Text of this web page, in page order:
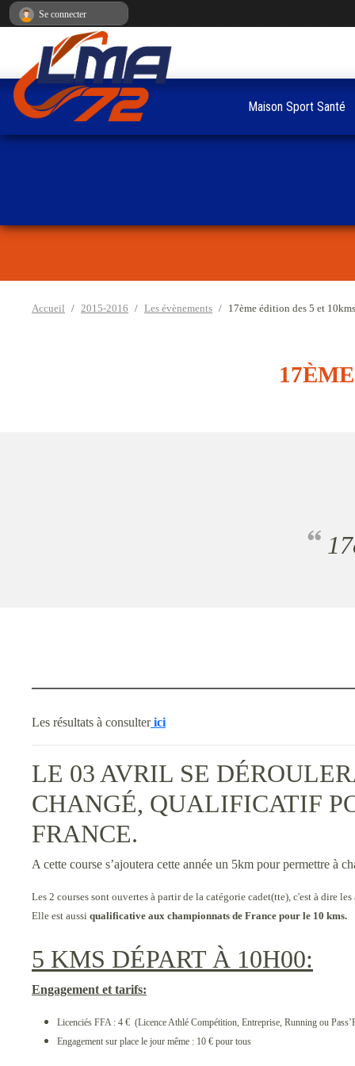
Accueil 2015-2016 Les évènements 17ème édition des 5 et
Les résultats à consulterici
LE 03 AVRIL SE
CHANGÉ, QUALIFICATIF
FRANCE.
A cette course s’ajoutera cette année un 5km pour permettre à
Les 2 courses sont ouvertes à partir de la catégorie cadet(tte), c'est à dire
Elle est aussi qualificative aux championnats de France pour le 10 kms.
5 KMS DÉPART À 10H00:
Engagement et tarifs:
Licenciés FFA : 4 € (Licence Athlé Compétition, Entreprise, Running ou
Engagement sur place le jour même : 10 € pour tous
Maison Sport Santé
Se connecter
Panneau de gestion des cookies